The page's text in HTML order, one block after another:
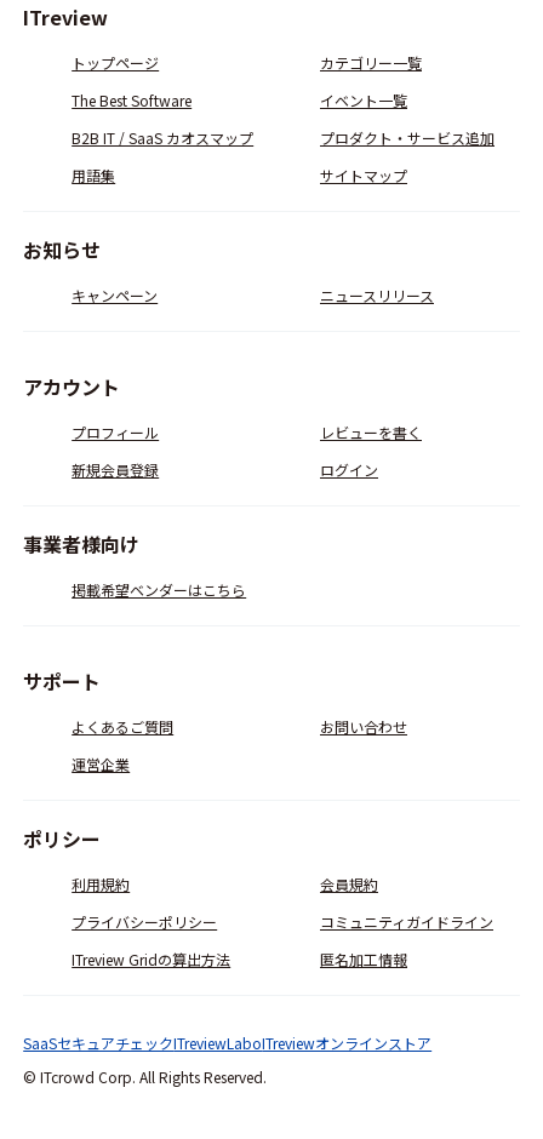
ITreview
トップページ
カテゴリー一覧
The Best Software
イベント一覧
B2B IT / SaaS カオスマップ
プロダクト・サービス追加
用語集
サイトマップ
お知らせ
キャンペーン ニュースリリース
アカウント
プロフィール
レビューを書く
新規会員登録
ログイン
事業者様向け
掲載希望ベンダーはこちら
サポート
よくあるご質問
お問い合わせ
運営企業
ポリシー
利用規約
会員規約
プライバシーポリシー
コミュニティガイドライン
ITreview Gridの算出方法
匿名加工情報
© ITcrowd Corp. All Rights Reserved.
SaaSセキュアチェックITreviewLaboITreviewオンラインストア